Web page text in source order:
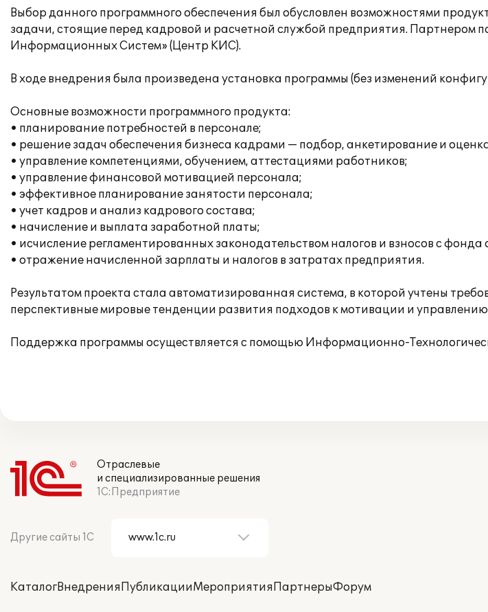
Выбор данного программного обеспечения был обусловлен возможностями
задачи, стоящие перед кадровой и расчетной службой предприятия. Партнером
Информационных Систем» (Центр КИС).
В ходе внедрения была произведена установка программы (без изменений
Основные возможности программного продукта:
• планирование потребностей в персонале;
• решение задач обеспечения бизнеса кадрами — подбор, анкетирование и
• управление компетенциями, обучением, аттестациями работников;
• управление финансовой мотивацией персонала;
• эффективное планирование занятости персонала;
• учет кадров и анализ кадрового состава;
• начисление и выплата заработной платы;
• исчисление регламентированных законодательством налогов и взносов с фонда
• отражение начисленной зарплаты и налогов в затратах предприятия.
Результатом проекта стала автоматизированная система, в которой учтены
перспективные мировые тенденции развития подходов к мотивации и
Поддержка программы осуществляется с помощью Информационно-
Отраслевые
и специализированные решения
1С:Предприятие
Другие сайты 1С
КаталогВнедренияПубликацииМероприятияПартнерыФорум